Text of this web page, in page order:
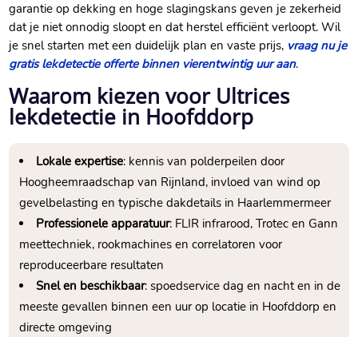
garantie op dekking en hoge slagingskans geven je zekerheid
dat je niet onnodig sloopt en dat herstel efficiënt verloopt.​ Wil
je snel starten met een duidelijk plan en vaste prijs, vraag nu je
gratis lekdetectie offerte binnen vierentwintig uur aan.​
Waarom kiezen voor Ultrices
lekdetectie in Hoofddorp
Lokale expertise: kennis van polderpeilen door
Hoogheemraadschap van Rijnland, invloed van wind op
gevelbelasting en typische dakdetails in Haarlemmermeer
Professionele apparatuur: FLIR infrarood, Trotec en Gann
meettechniek, rookmachines en correlatoren voor
reproduceerbare resultaten
Snel en beschikbaar: spoedservice dag en nacht en in de
meeste gevallen binnen een uur op locatie in Hoofddorp en
directe omgeving